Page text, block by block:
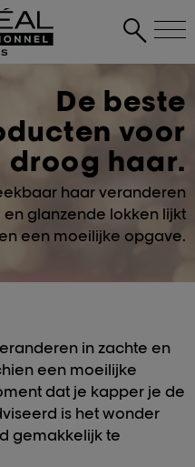
De beste
voor
droog haar.
haar veranderen
en glanzende lokken lijkt
een moeilijke opgave.
in zachte en
een moeilijke
dat je kapper je de
is het wonder
gemakkelijk te